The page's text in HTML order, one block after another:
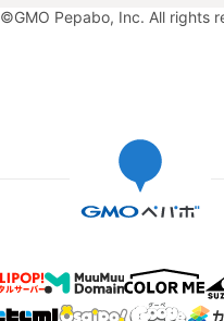
©GMO Pepabo, Inc. All rights